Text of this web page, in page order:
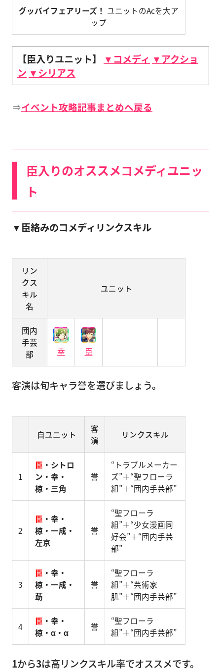
グッバイフェアリーズ！ ユニットのAcを大ア
ップ
【臣入りユニット】 ▼コメディ ▼アクショ
ン ▼シリアス
⇒イベント攻略記事まとめへ戻る
臣入りのオススメコメディユニッ
ト
▼臣絡みのコメディリンクスキル
リン
クス
キル
名
ユニット
団内
手芸
部
幸 臣
客演は旬キャラ誉を選びましょう。
自ユニット
客
演
リンクスキル
1
臣 ・シトロ
ン・幸・
椋・三角
誉
“トラブルメーカー
ズ”＋“聖フローラ
組”＋“団内手芸部”
2
臣 ・幸・
椋・一成・
左京
誉
“聖フローラ
組”＋“少女漫画同
好会”＋“団内手芸
部”
3
臣 ・幸・
椋・一成・
莇
誉
“聖フローラ
組”＋“芸術家
肌”＋“団内手芸部”
4
臣 ・幸・
椋・α・α
誉
“聖フローラ
組”＋“団内手芸部”
1から3は高リンクスキル率でオススメです。